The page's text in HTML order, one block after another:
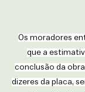
Os moradores
que a
conclusão da
dizeres da placa,